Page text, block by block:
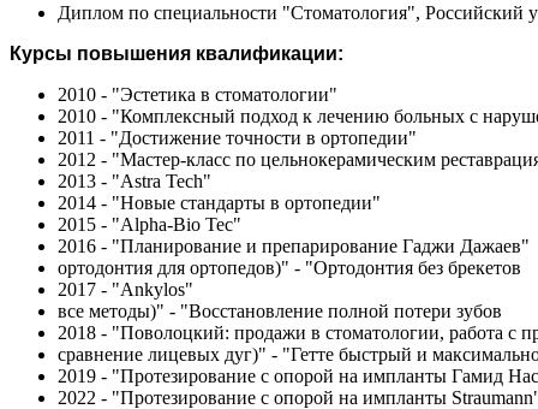
Диплом по специальности "Стоматология", Российский
Курсы повышения квалификации:
2010 - "Эстетика в стоматологии"
2010 - "Комплексный подход к лечению больных с
2011 - "Достижение точности в ортопедии"
2012 - "Мастер-класс по цельнокерамическим
2013 - "Astra Tech"
2014 - "Новые стандарты в ортопедии"
2015 - "Alpha-Bio Tec"
2016 - "Планирование и препарирование Гаджи Дажаев"
ортодонтия для ортопедов)" - "Ортодонтия без брекетов
2017 - "Ankylos"
все методы)" - "Восстановление полной потери зубов
2018 - "Поволоцкий: продажи в стоматологии, работа с
сравнение лицевых дуг)" - "Гетте быстрый и
2019 - "Протезирование с опорой на импланты Гамид
2022 - "Протезирование с опорой на импланты